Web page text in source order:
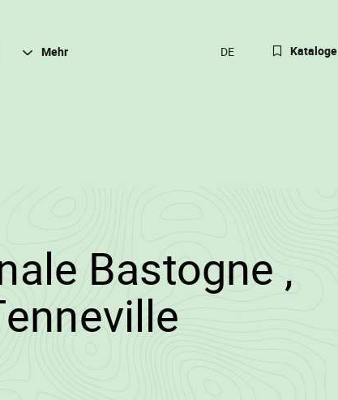
11732/4)
Bastogne ,
Mehr Kataloge